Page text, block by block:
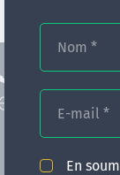
Nom *
E-mail *
En